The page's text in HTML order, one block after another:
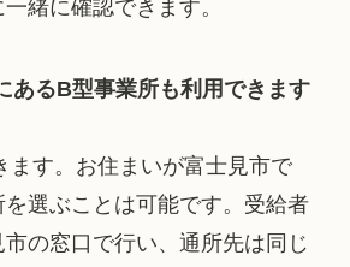
緒に確認できます。
あるB型事業所も利用できます
ます。お住まいが富士見市で
を選ぶことは可能です。受給者
の窓口で行い、通所先は同じ